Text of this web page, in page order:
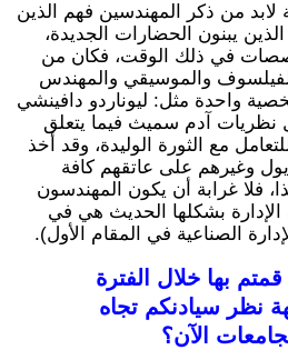
لابد من ذكر المهندسين فهم الذين
الذين يبنون الحضارات الجديدة،
في ذلك الوقت، فكان من
والموسيقي والمهندس
واحدة مثل: ليوناردو دافينشي
نظريات آدم سميث فيما يتعلق
مع الثورة الوليدة، وقد أخذ
وغيرهم على عاتقهم كافة
فلا غرابة أن يكون المهندسون
الإدارة بشكلها الحديث هي في
الصناعية في المقام الأول).
بها خلال الفترة
نظر سيادنكم تجاه
الآن؟